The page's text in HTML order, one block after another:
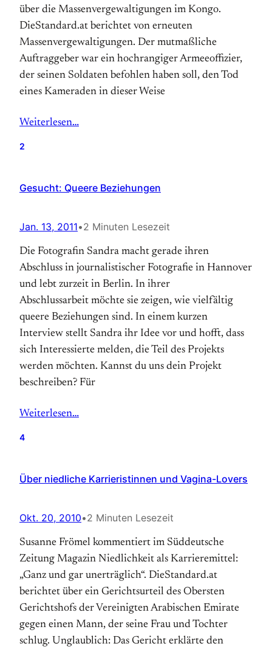
über die Massenvergewaltigungen im Kongo.
DieStandard.at berichtet von erneuten
Massenvergewaltigungen. Der mutmaßliche
Auftraggeber war ein hochrangiger Armeeoffizier,
der seinen Soldaten befohlen haben soll, den Tod
eines Kameraden in dieser Weise
Weiterlesen…
2
Gesucht: Queere Beziehungen
Jan. 13, 2011•2 Minuten Lesezeit
Die Fotografin Sandra macht gerade ihren
Abschluss in journalistischer Fotografie in Hannover
und lebt zurzeit in Berlin. In ihrer
Abschlussarbeit möchte sie zeigen, wie vielfältig
queere Beziehungen sind. In einem kurzen
Interview stellt Sandra ihr Idee vor und hofft, dass
sich Interessierte melden, die Teil des Projekts
werden möchten. Kannst du uns dein Projekt
beschreiben? Für
Weiterlesen…
4
Über niedliche Karrieristinnen und Vagina-Lovers
Okt. 20, 2010•2 Minuten Lesezeit
Susanne Frömel kommentiert im Süddeutsche
Zeitung Magazin Niedlichkeit als Karrieremittel:
„Ganz und gar unerträglich“. DieStandard.at
berichtet über ein Gerichtsurteil des Obersten
Gerichtshofs der Vereinigten Arabischen Emirate
gegen einen Mann, der seine Frau und Tochter
schlug. Unglaublich: Das Gericht erklärte den